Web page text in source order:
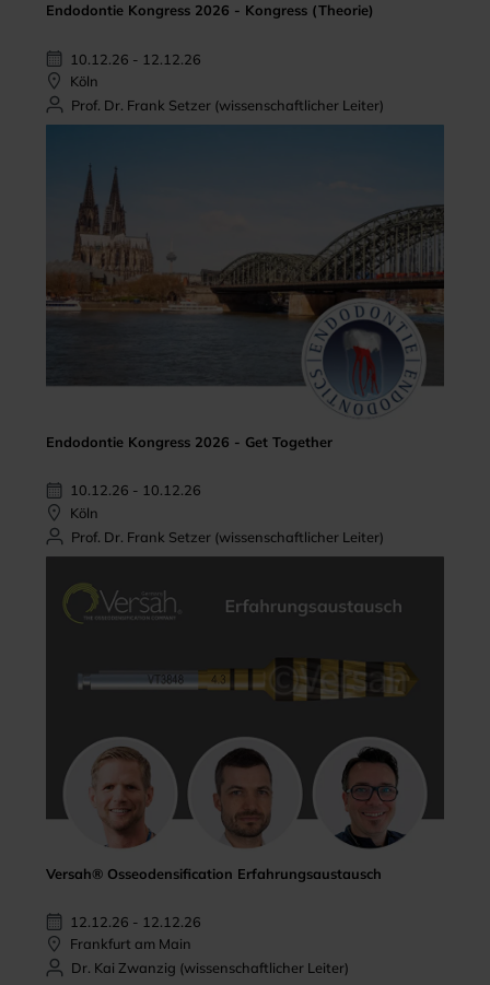
Endodontie Kongress 2026 - Kongress (Theorie)
10.12.26 - 12.12.26
Köln
Prof. Dr. Frank Setzer (wissenschaftlicher Leiter)
Endodontie Kongress 2026 - Get Together
10.12.26 - 10.12.26
Köln
Prof. Dr. Frank Setzer (wissenschaftlicher Leiter)
Versah® Osseodensification Erfahrungsaustausch
12.12.26 - 12.12.26
Frankfurt am Main
Dr. Kai Zwanzig (wissenschaftlicher Leiter)